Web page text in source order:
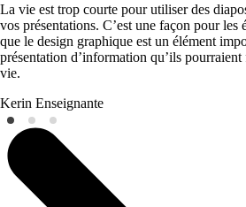
La vie est trop courte pour utiliser des
vos présentations. C’est une façon pour les
que le design graphique est un élément
présentation d’information qu’ils
vie.
Kerin Enseignante